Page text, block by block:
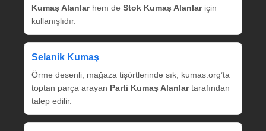
Kumaş Alanlarhem de Stok Kumaş Alanlariçin
kullanışlıdır.
Selanik Kumaş
Örme desenli, mağaza tişörtlerinde sık; kumas.org’ta
toptan parça arayan Parti Kumaş Alanlartarafından
talep edilir.